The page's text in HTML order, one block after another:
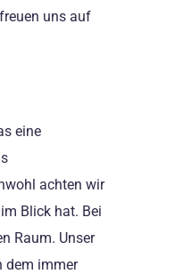
uns auf
eine
achten wir
Blick hat. Bei
Raum. Unser
dem immer